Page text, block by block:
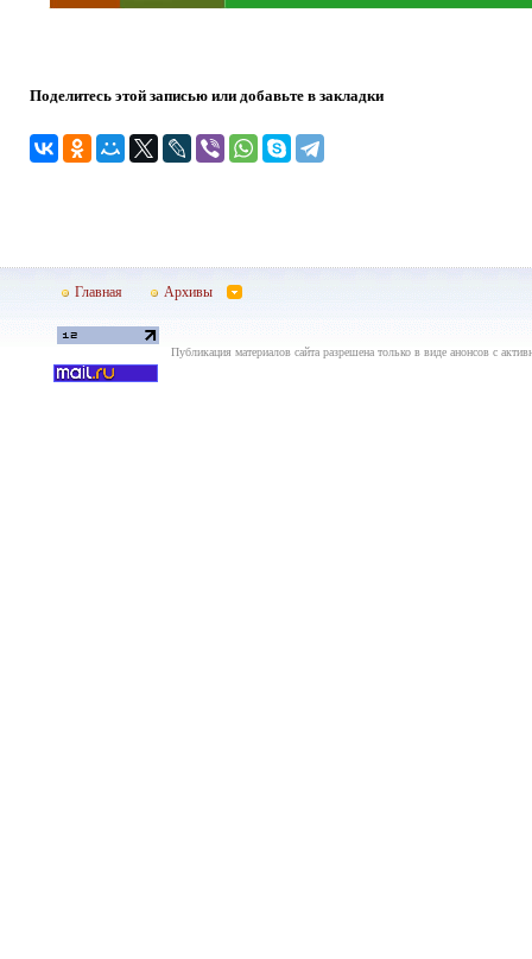
Поделитесь этой записью или добавьте в закладки
Главная Архивы
Публикация материалов сайта разрешена только в виде анонсов с